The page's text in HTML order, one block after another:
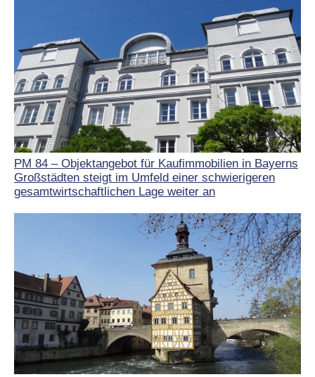
PM 84 – Objektangebot für Kaufimmobilien in Bayerns
Großstädten steigt im Umfeld einer schwierigeren
gesamtwirtschaftlichen Lage weiter an